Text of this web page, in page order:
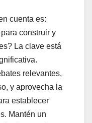
cuenta es:
construir y
La clave está
relevantes,
y aprovecha la
establecer
Mantén un